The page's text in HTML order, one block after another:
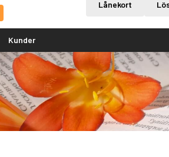
Lånekort
Kunder